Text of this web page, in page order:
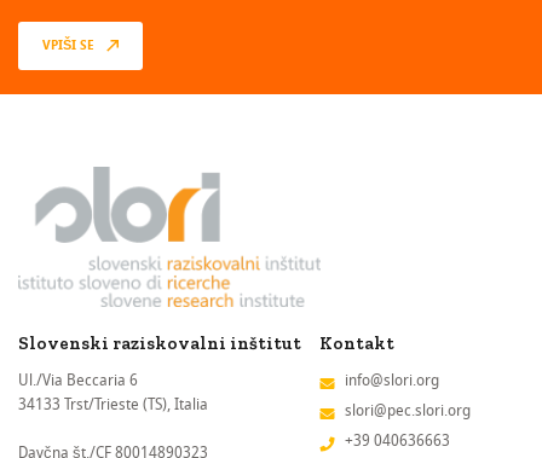
VPIŠI SE
Slovenski raziskovalni inštitut
Ul./Via Beccaria 6
34133 Trst/Trieste (TS), Italia
Davčna št./CF 80014890323
Kontakt
info@slori.org
slori@pec.slori.org
+39 040636663